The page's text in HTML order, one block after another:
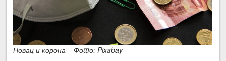
Новац и корона – Фото: Pixabay